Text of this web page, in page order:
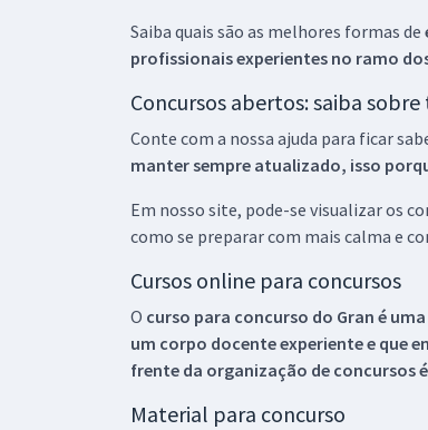
Saiba quais são as melhores formas de
profissionais experientes no ramo
Concursos abertos: saiba
Conte com a nossa ajuda para ficar
manter sempre atualizado, isso
Em nosso site, pode-se visualizar os
como se preparar com mais calma e
Cursos online para concursos
O curso para concurso do Gran é
um corpo docente experiente e que
frente da organização de concursos
Material para concurso